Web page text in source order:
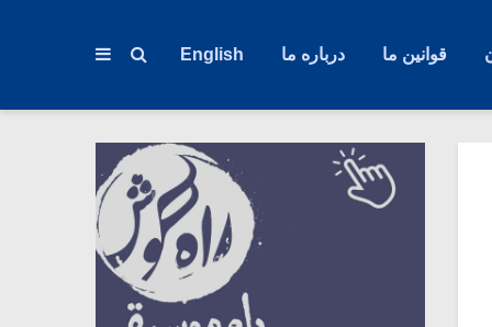
قوانین ما درباره ما English